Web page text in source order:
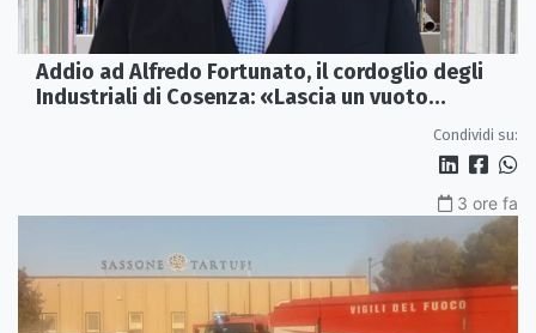
Addio ad Alfredo Fortunato, il cordoglio degli
Industriali di Cosenza: «Lascia un vuoto
Condividi su:
3 ore fa